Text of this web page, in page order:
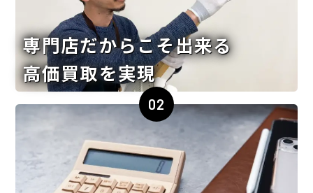
専門店だからこそ出来る
高価買取を実現
02